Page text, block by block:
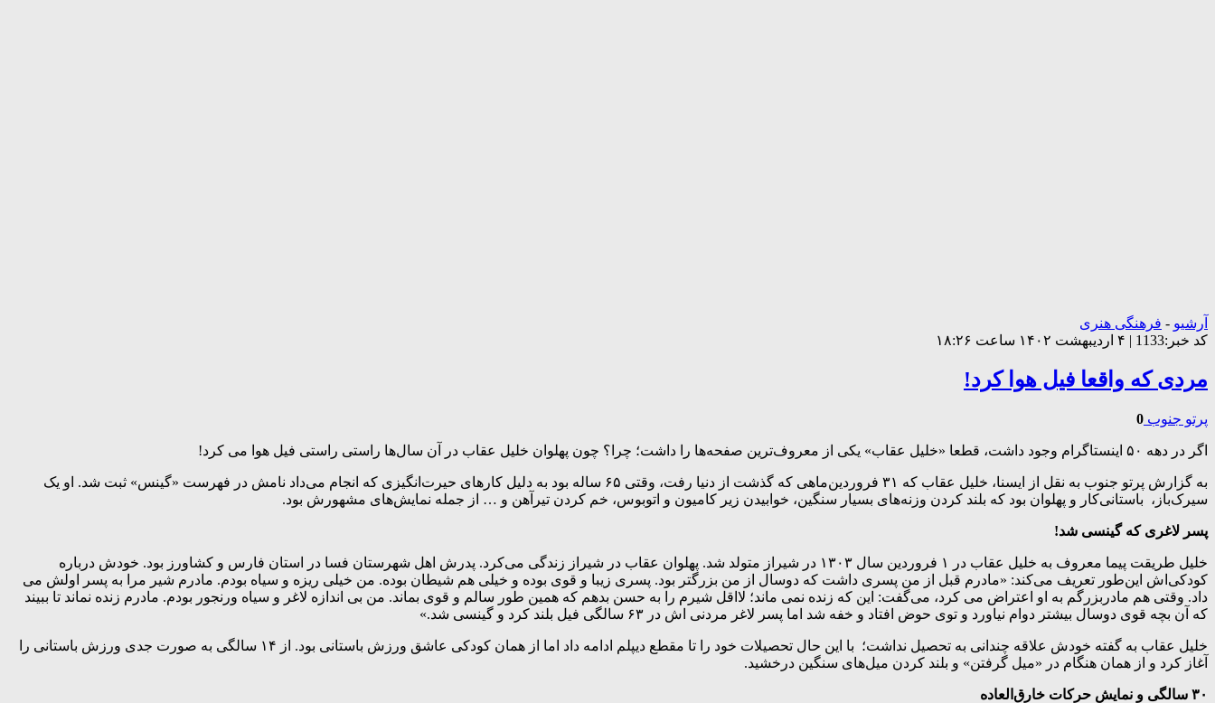
آرشیو - فرهنگی هنری
کد خبر:1133 | ۴ اردیبهشت ۱۴۰۲ ساعت ۱۸:۲۶
مردی که واقعا فیل هوا کرد!
پرتو جنوب 0
اگر در دهه ۵۰ اینستاگرام وجود داشت، قطعا «خلیل عقاب» یکی از معروف‌ترین صفحه‌ها را داشت؛ چرا؟ چون پهلوان خلیل عقاب در آن سال‌ها راستی راستی فیل هوا می کرد!
به گزارش پرتو جنوب به نقل از ایسنا، خلیل عقاب که ۳۱ فروردین‌ماهی که گذشت از دنیا رفت، وقتی ۶۵ ساله بود به دلیل کارهای حیرت‌انگیزی که انجام می‌داد نامش در فهرست «گینس» ثبت شد. او یک
سیرک‌باز، ‌ باستانی‌کار و پهلوان بود که بلند کردن وزنه‌های بسیار سنگین، خوابیدن زیر کامیون و اتوبوس، خم کردن تیرآهن و … از جمله نمایش‌های مشهورش بود.
پسر لاغری که گینسی شد!
خلیل طریقت پیما معروف به خلیل عقاب در ۱ فروردین سال ۱۳۰۳ در شیراز متولد شد. پهلوان عقاب در شیراز زندگی می‌کرد. پدرش اهل شهرستان فسا در استان فارس و کشاورز بود. خودش درباره
کودکی‌اش این‌طور تعریف می‌کند: «مادرم قبل از من پسری داشت که دوسال از من بزرگتر بود. پسری زیبا و قوی بوده و خیلی هم شیطان بوده. من خیلی ریزه و سیاه بودم. مادرم شیر مرا به پسر اولش می
داد. وقتی هم مادربزرگم به او اعتراض می کرد، می‌گفت: این که زنده نمی ماند؛ لااقل شیرم را به حسن بدهم که همین طور سالم و قوی بماند. من بی اندازه لاغر و سیاه ورنجور بودم. مادرم زنده نماند تا ببیند
که آن بچه قوی دوسال بیشتر دوام نیاورد و توی حوض افتاد و خفه شد اما پسر لاغر مردنی اش در ۶۳ سالگی فیل بلند کرد و گینسی شد.»
خلیل عقاب به گفته خودش علاقه چندانی به تحصیل نداشت؛ ‌ با این حال تحصیلات خود را تا مقطع دیپلم ادامه داد اما از همان کودکی عاشق ورزش باستانی بود. از ۱۴ سالگی به صورت جدی ورزش باستانی را
آغاز کرد و از همان هنگام در «میل گرفتن» و بلند کردن میل‌های سنگین درخشید.
۳۰ سالگی و نمایش حرکات خارق‌العاده